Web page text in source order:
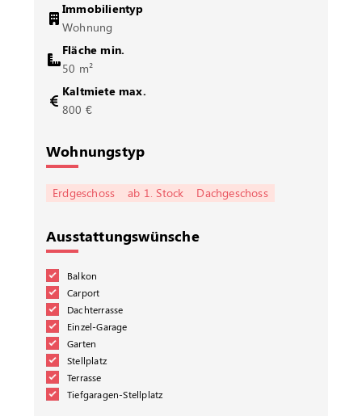
Immobilientyp
Wohnung
Fläche min.
50 m²
Kaltmiete max.
800 €
Wohnungstyp
Erdgeschoss ab 1. Stock Dachgeschoss
Ausstattungswünsche
Balkon
Carport
Dachterrasse
Einzel-Garage
Garten
Stellplatz
Terrasse
Tiefgaragen-Stellplatz